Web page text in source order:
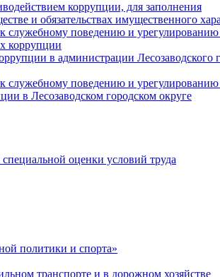
коррупции, для заполнения
и обязательствах имущественного
служебному поведению и урегулированию
коррупции
в администрации
служебному поведению и
в Лесозаводском городском округе
оценки условий труда
политики и спорта»
транспорте и в дорожном хозяйстве